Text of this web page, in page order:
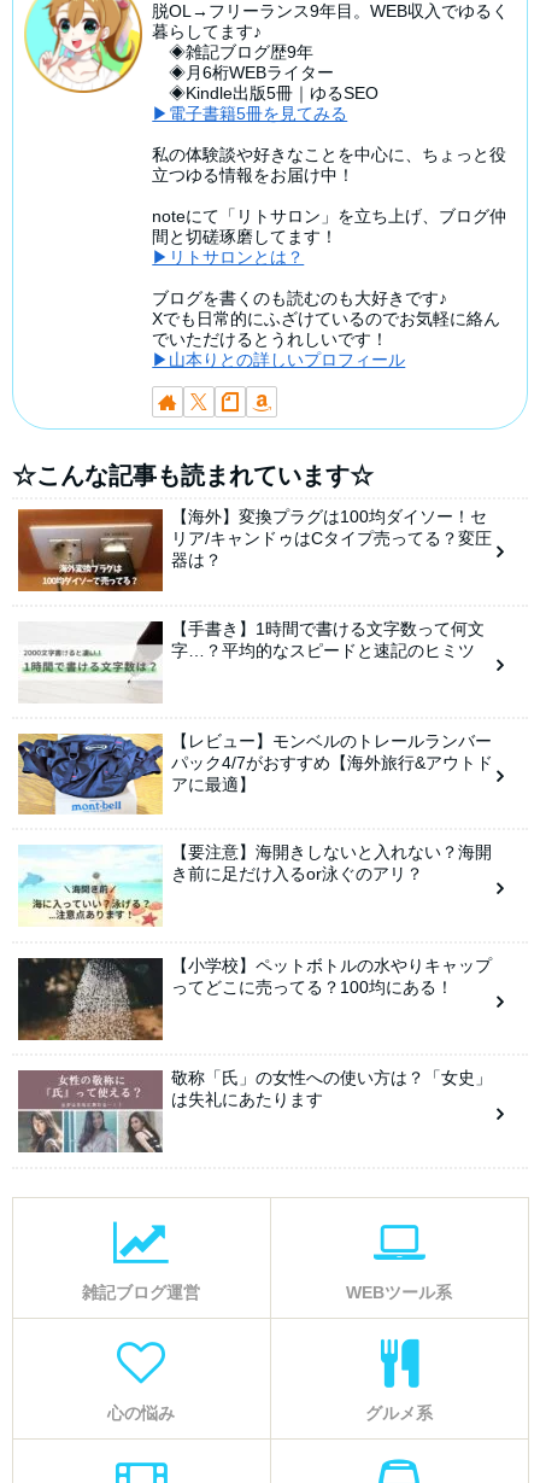
脱OL→フリーランス9年目。WEB収入でゆるく
暮らしてます♪
◈雑記ブログ歴9年
◈月6桁WEBライター
◈Kindle出版5冊｜ゆるSEO
▶電子書籍5冊を見てみる
私の体験談や好きなことを中心に、ちょっと役
立つゆる情報をお届け中！
noteにて「リトサロン」を立ち上げ、ブログ仲
間と切磋琢磨してます！
▶リトサロンとは？
ブログを書くのも読むのも大好きです♪
Xでも日常的にふざけているのでお気軽に絡ん
でいただけるとうれしいです！
▶山本りとの詳しいプロフィール
☆こんな記事も読まれています☆
【海外】変換プラグは100均ダイソー！セ
リア/キャンドゥはCタイプ売ってる？変圧
器は？
【手書き】1時間で書ける文字数って何文
字…？平均的なスピードと速記のヒミツ
【レビュー】モンベルのトレールランバー
パック4/7がおすすめ【海外旅行&アウトド
アに最適】
【要注意】海開きしないと入れない？海開
き前に足だけ入るor泳ぐのアリ？
【小学校】ペットボトルの水やりキャップ
ってどこに売ってる？100均にある！
敬称「氏」の女性への使い方は？「女史」
は失礼にあたります
雑記ブログ運営 WEBツール系
心の悩み グルメ系